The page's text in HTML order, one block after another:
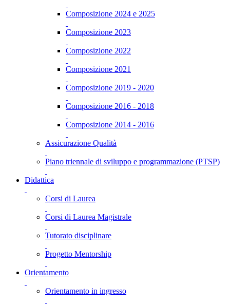
Composizione 2024 e 2025
Composizione 2023
Composizione 2022
Composizione 2021
Composizione 2019 - 2020
Composizione 2016 - 2018
Composizione 2014 - 2016
Assicurazione Qualità
Piano triennale di sviluppo e programmazione (PTSP)
Didattica
Corsi di Laurea
Corsi di Laurea Magistrale
Tutorato disciplinare
Progetto Mentorship
Orientamento
Orientamento in ingresso